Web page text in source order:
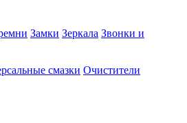
Замки Зеркала Звонки и
смазки Очистители